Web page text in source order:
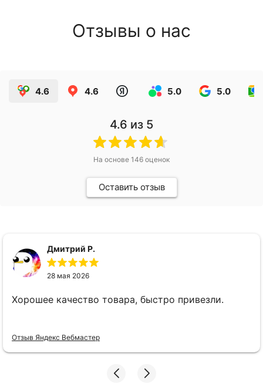
Отзывы о нас
4.6 4.6 5.0 5.0
4.6 из 5
На основе 146 оценок
Оставить отзыв
Дмитрий Р.
28 мая 2026
Хорошее качество товара, быстро привезли.
Отзыв Яндекс Вебмастер